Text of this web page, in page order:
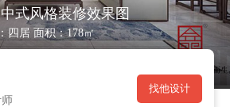
式风格装修效果图
四居 面积：178㎡
找他设计